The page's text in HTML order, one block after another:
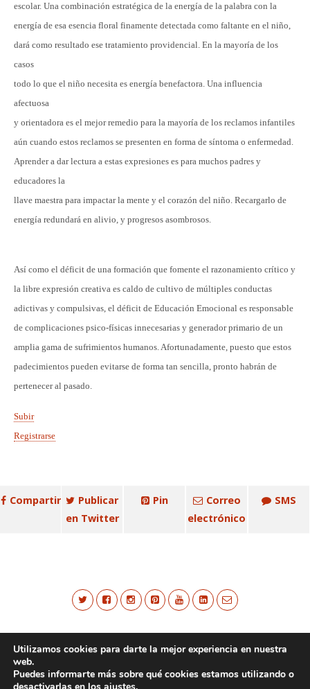
escolar. Una combinación estratégica de la energía de la palabra con la
energía de esa esencia floral finamente detectada como faltante en el niño,
dará como resultado ese tratamiento providencial. En la mayoría de los
casos
todo lo que el niño necesita es energía benefactora. Una influencia
afectuosa
y orientadora es el mejor remedio para la mayoría de los reclamos infantiles
aún cuando estos reclamos se presenten en forma de síntoma o enfermedad.
Aprender a dar lectura a estas expresiones es para muchos padres y
educadores la
llave maestra para impactar la mente y el corazón del niño. Recargarlo de
energía redundará en alivio, y progresos asombrosos.
Así como el déficit de una formación que fomente el razonamiento crítico y
la libre expresión creativa es caldo de cultivo de múltiples conductas
adictivas y compulsivas, el déficit de Educación Emocional es responsable
de complicaciones psico-físicas innecesarias y generador primario de un
amplia gama de sufrimientos humanos. Afortunadamente, puesto que estos
padecimientos pueden evitarse de forma tan sencilla, pronto habrán de
pertenecer al pasado.
Subir
Registrarse
Compartir
Publicar
en Twitter
Pin
Correo
electrónico
SMS
Utilizamos cookies para darte la mejor experiencia en nuestra
web.
Puedes informarte más sobre qué cookies estamos utilizando o